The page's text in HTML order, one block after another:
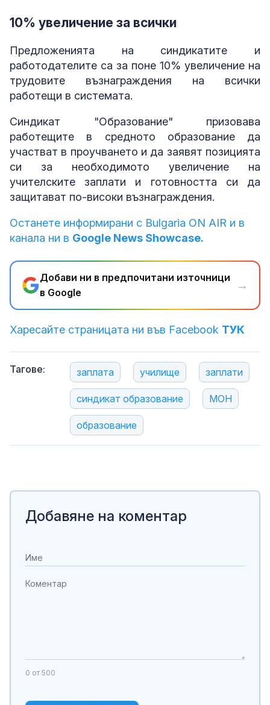
10% увеличение за всички
Предложенията на синдикатите и
работодателите са за поне 10% увеличение на
трудовите възнаграждения на всички
работещи в системата.
Синдикат "Образование" призовава
работещите в средното образование да
участват в проучването и да заявят позицията
си за необходимото увеличение на
учителските заплати и готовността си да
защитават по-високи възнаграждения.
Останете информирани с Bulgaria ON AIR и в
канала ни в Google News Showcase.
Добави ни в предпочитани източници
в Google
→
Харесайте страницата ни във Facebook ТУК
Тагове: заплата училище заплати
синдикат образование МОН
образование
Добавяне на коментар
0 от 500